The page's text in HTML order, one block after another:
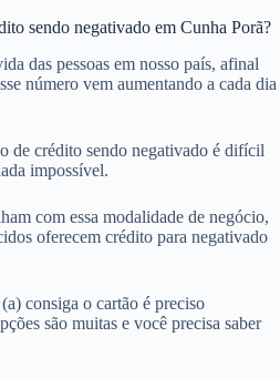
sendo negativado em Cunha Porã?
das pessoas em nosso país, afinal
número vem aumentando a cada dia
de crédito sendo negativado é difícil
impossível.
com essa modalidade de negócio,
oferecem crédito para negativado
consiga o cartão é preciso
são muitas e você precisa saber